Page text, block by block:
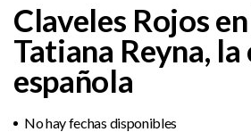
Claveles Rojos
Tatiana Reyna, la
española
No hay fechas disponibles